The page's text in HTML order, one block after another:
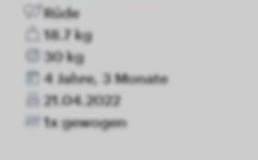
Rüde
18.7 kg
30 kg
4 Jahre, 3 Monate
21.04.2022
1x gewogen